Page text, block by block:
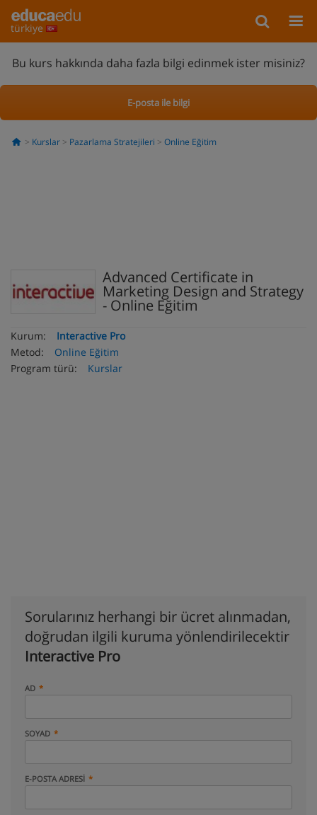
türkiye
Bu kurs hakkında daha fazla bilgi edinmek ister misiniz?
E-posta ile bilgi
Kurslar Pazarlama Stratejileri Online Eğitim
Advanced Certificate in
Marketing Design and Strategy
- Online Eğitim
Kurum:
Interactive Pro
Metod:
Online Eğitim
Program türü:
Kurslar
Sorularınız herhangi bir ücret alınmadan,
doğrudan ilgili kuruma yönlendirilecektir
Interactive Pro
AD
SOYAD
E-POSTA ADRESI